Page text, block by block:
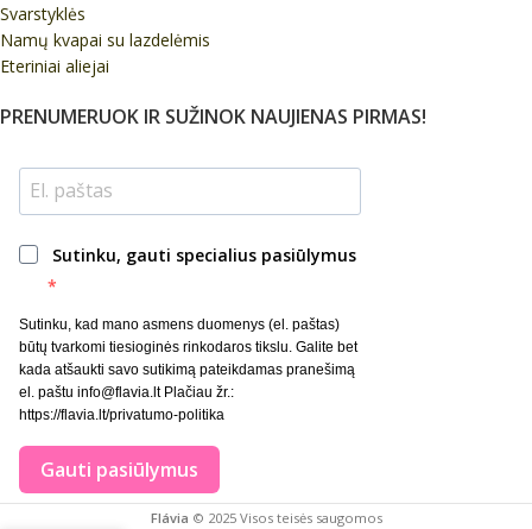
Svarstyklės
Namų kvapai su lazdelėmis
Eteriniai aliejai
PRENUMERUOK IR SUŽINOK NAUJIENAS PIRMAS!
Sutinku, gauti specialius pasiūlymus
Sutinku, kad mano asmens duomenys (el. paštas)
būtų tvarkomi tiesioginės rinkodaros tikslu. Galite bet
kada atšaukti savo sutikimą pateikdamas pranešimą
el. paštu info@flavia.lt Plačiau žr.:
https://flavia.lt/privatumo-politika
Gauti pasiūlymus
Flávia © 2025 Visos teisės saugomos